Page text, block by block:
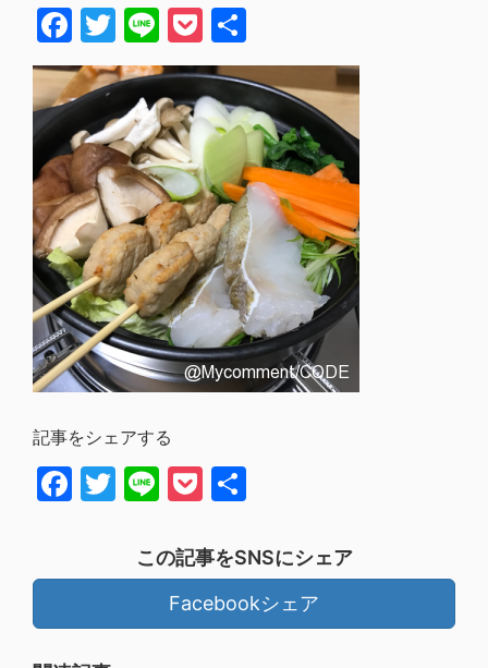
Facebook
Twitter
LinePocket
有
記事をシェアする
Facebook
Twitter
LinePocket
この記事をSNSにシェア
Facebookシェア